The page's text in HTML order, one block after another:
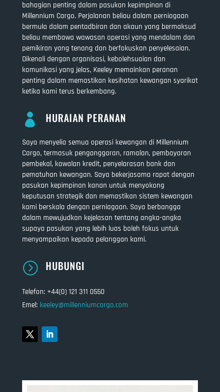
bahagian penting dalam pasukan kepimpinan di
Millennium Cargo. Perjalanan beliau dalam perniagaan
bermula dalam pentadbiran dan akaun yang bermaksud
beliau membawa wawasan operasi yang mendalam dan
pemikiran yang tenang dan berfokuskan penyelesaian.
Dikenali dengan organisasi, kebolehsuaian dan
komunikasi yang jelas, Keeley memainkan peranan
penting dalam memastikan kesihatan kewangan syarikat
ketika kami terus berkembang.
 HURAIAN PERANAN
Saya menyelia semua operasi kewangan di Millennium
Cargo, termasuk penganggaran, ramalan, pembayaran
pembekal, kawalan kredit, penyelarasan bank dan
pematuhan kewangan. Saya bekerjasama rapat dengan
pasukan kepimpinan kanan untuk menyokong
keputusan strategik dan memastikan sistem kewangan
kami berskala dengan perniagaan. Saya berbangga
dalam mewujudkan kejelasan tentang angka-angka
supaya pasukan yang lebih luas boleh fokus untuk
menyampaikan kepada pelanggan kami.
= HUBUNGI
Telefon: +44(0) 121 311 0550
Emel: keeley@millenniumcargo.com